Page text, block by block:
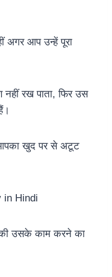
अगर आप उन्हें पूरा
नहीं रख पाता, फिर उस
खुद पर से अटूट
की उसके काम करने का